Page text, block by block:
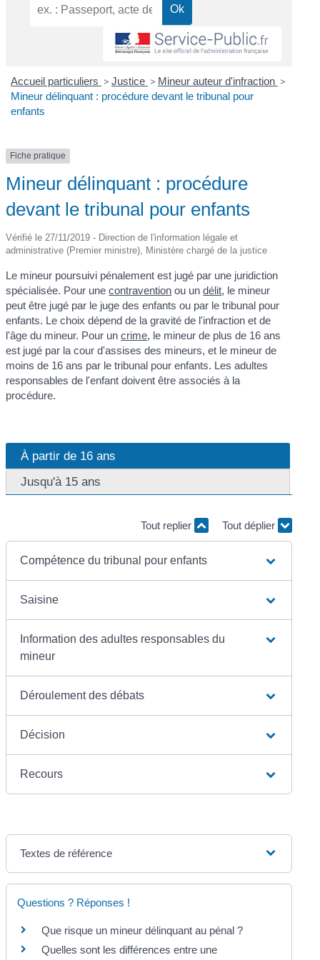
Accueil particuliers > Justice > Mineur auteur d'infraction >
Mineur délinquant : procédure devant le tribunal pour
enfants
Fiche pratique
Mineur délinquant : procédure
devant le tribunal pour enfants
Vérifié le 27/11/2019 - Direction de l'information légale et
administrative (Premier ministre), Ministère chargé de la justice
Le mineur poursuivi pénalement est jugé par une juridiction
spécialisée. Pour unecontravention ou undélit, le mineur
peut être jugé par le juge des enfants ou par le tribunal pour
enfants. Le choix dépend de la gravité de l'infraction et de
l'âge du mineur. Pour uncrime, le mineur de plus de 16 ans
est jugé par la cour d'assises des mineurs, et le mineur de
moins de 16 ans par le tribunal pour enfants. Les adultes
responsables de l'enfant doivent être associés à la
procédure.
À partir de 16 ans
Jusqu'à 15 ans
Tout replier Tout déplier
Compétence du tribunal pour enfants
Saisine
Information des adultes responsables du
mineur
Déroulement des débats
Décision
Recours
Textes de référence
Questions ? Réponses !
Que risque un mineur délinquant au pénal ?
Quelles sont les différences entre une